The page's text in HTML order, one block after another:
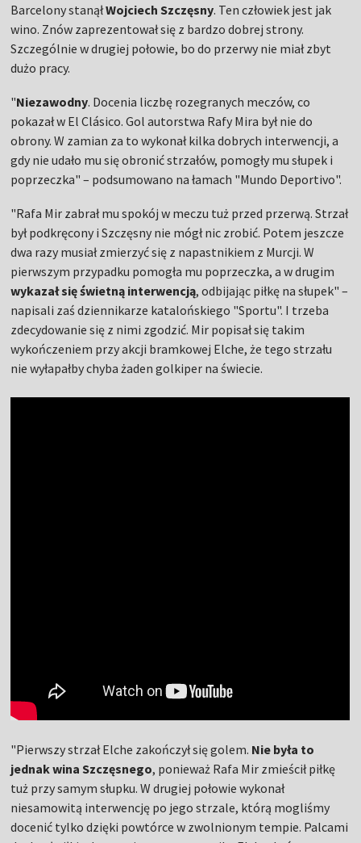
Barcelony stanąłWojciech Szczęsny. Ten człowiek jest jak
wino. Znów zaprezentował się z bardzo dobrej strony.
Szczególnie w drugiej połowie, bo do przerwy nie miał zbyt
dużo pracy.
"Niezawodny. Docenia liczbę rozegranych meczów, co
pokazał w El Clásico. Gol autorstwa Rafy Mira był nie do
obrony. W zamian za to wykonał kilka dobrych interwencji, a
gdy nie udało mu się obronić strzałów, pomogły mu słupek i
poprzeczka" – podsumowano na łamach "Mundo Deportivo".
"Rafa Mir zabrał mu spokój w meczu tuż przed przerwą. Strzał
był podkręcony i Szczęsny nie mógł nic zrobić. Potem jeszcze
dwa razy musiał zmierzyć się z napastnikiem z Murcji. W
pierwszym przypadku pomogła mu poprzeczka, a w drugim
wykazał się świetną interwencją, odbijając piłkę na słupek" –
napisali zaś dziennikarze katalońskiego "Sportu". I trzeba
zdecydowanie się z nimi zgodzić. Mir popisał się takim
wykończeniem przy akcji bramkowej Elche, że tego strzału
nie wyłapałby chyba żaden golkiper na świecie.
"Pierwszy strzał Elche zakończył się golem. Nie była to
jednak wina Szczęsnego, ponieważ Rafa Mir zmieścił piłkę
tuż przy samym słupku. W drugiej połowie wykonał
niesamowitą interwencję po jego strzale, którą mogliśmy
docenić tylko dzięki powtórce w zwolnionym tempie. Palcami